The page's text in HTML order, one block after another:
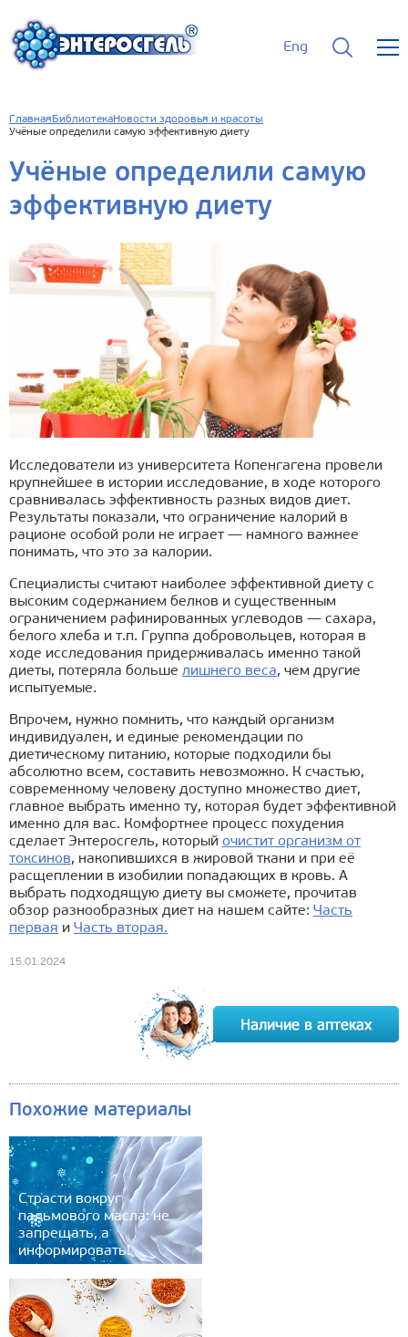
Eng
Главная БиблиотекаНовости здоровья и красоты
Учёные определили самую эффективную диету
Учёные определили самую
эффективную диету
Исследователи из университета Копенгагена провели
крупнейшее в истории исследование, в ходе которого
сравнивалась эффективность разных видов диет.
Результаты показали, что ограничение калорий в
рационе особой роли не играет — намного важнее
понимать, что это за калории.
Специалисты считают наиболее эффективной диету с
высоким содержанием белков и существенным
ограничением рафинированных углеводов — сахара,
белого хлеба и т.п. Группа добровольцев, которая в
ходе исследования придерживалась именно такой
диеты, потеряла больше лишнего веса, чем другие
испытуемые.
Впрочем, нужно помнить, что каждый организм
индивидуален, и единые рекомендации по
диетическому питанию, которые подходили бы
абсолютно всем, составить невозможно. К счастью,
современному человеку доступно множество диет,
главное выбрать именно ту, которая будет эффективной
именно для вас. Комфортнее процесс похудения
сделает Энтеросгель, который очистит организм от
токсинов, накопившихся в жировой ткани и при её
расщеплении в изобилии попадающих в кровь. А
выбрать подходящую диету вы сможете, прочитав
обзор разнообразных диет на нашем сайте: Часть
первая и Часть вторая.
15.01.2024
Похожие материалы
Страсти вокруг
пальмового масла: не
запрещать, а
информировать!